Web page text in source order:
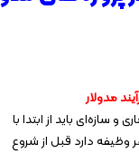
سازه‌ای باید از ابتدا با
وظیفه دارد قبل از شروع